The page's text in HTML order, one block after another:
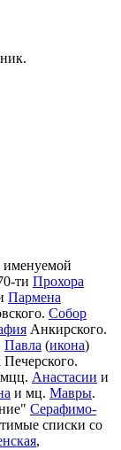
ти Прохора
Пармена
Собор
Анкирского.
Павла (икона)
Печерского.
Анастасии и
и мц. Мавры.
Серафимо-
списки со
,